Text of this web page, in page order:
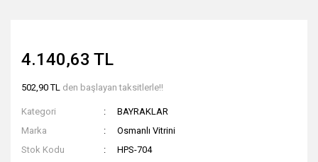
4.140,63 TL
502,90 TL den başlayan taksitlerle!!
Kategori
BAYRAKLAR
Marka
Osmanlı Vitrini
Stok Kodu
HPS-704